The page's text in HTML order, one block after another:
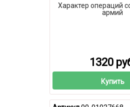
Характер операций
армий
1320
Купить